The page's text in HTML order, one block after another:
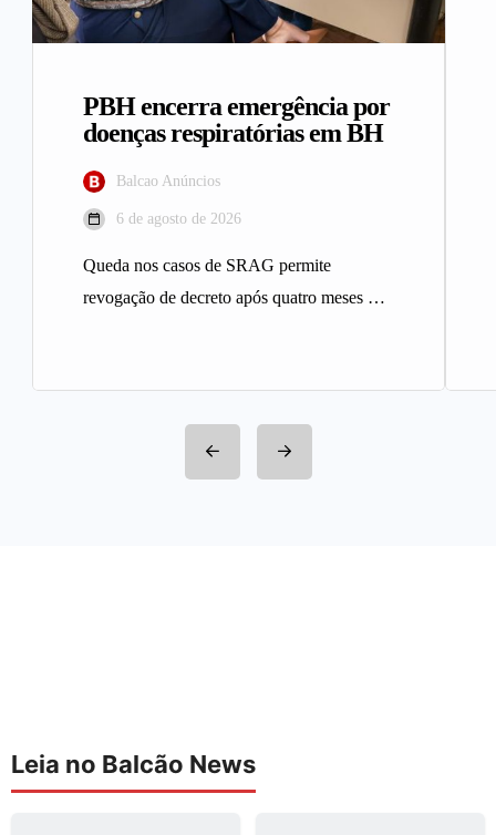
PBH encerra emergência por
doenças respiratórias em BH
Balcao Anúncios
6 de agosto de 2026
Queda nos casos de SRAG permite
revogação de decreto após quatro meses A
Leia no Balcão News